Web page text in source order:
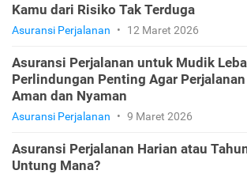
Kamu dari Risiko Tak Terduga
Asuransi Perjalanan • 12 Maret 2026
Asuransi Perjalanan untuk Mudik
Perlindungan Penting Agar
Aman dan Nyaman
Asuransi Perjalanan • 9 Maret 2026
Asuransi Perjalanan Harian atau
Untung Mana?